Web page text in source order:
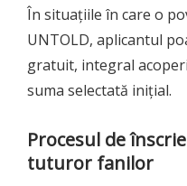
În situațiile în care o
UNTOLD, aplicantul
gratuit, integral
suma selectată inițial.
Procesul de
tuturor fanilor